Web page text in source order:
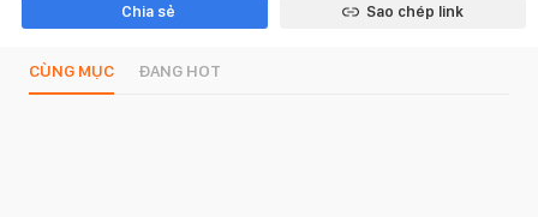
Chia sẻ Sao chép link
CÙNG MỤC ĐANG HOT